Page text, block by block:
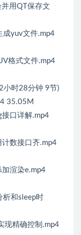
用QT保存文
成yuv文件.mp4
格式文件.mp4
小时28分钟 9节)
35.05M
接口详解.mp4
数接口齐.mp4
加渲染e.mp4
析和sleep时
现精确控制.mp4